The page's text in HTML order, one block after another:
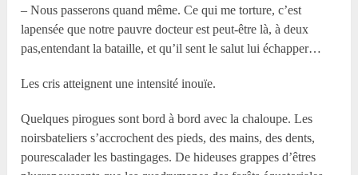
– Nous passerons quand même. Ce qui me torture, c’est
lapensée que notre pauvre docteur est peut-être là, à deux
pas,entendant la bataille, et qu’il sent le salut lui échapper…
Les cris atteignent une intensité inouïe.
Quelques pirogues sont bord à bord avec la chaloupe. Les
noirsbateliers s’accrochent des pieds, des mains, des dents,
pourescalader les bastingages. De hideuses grappes d’êtres